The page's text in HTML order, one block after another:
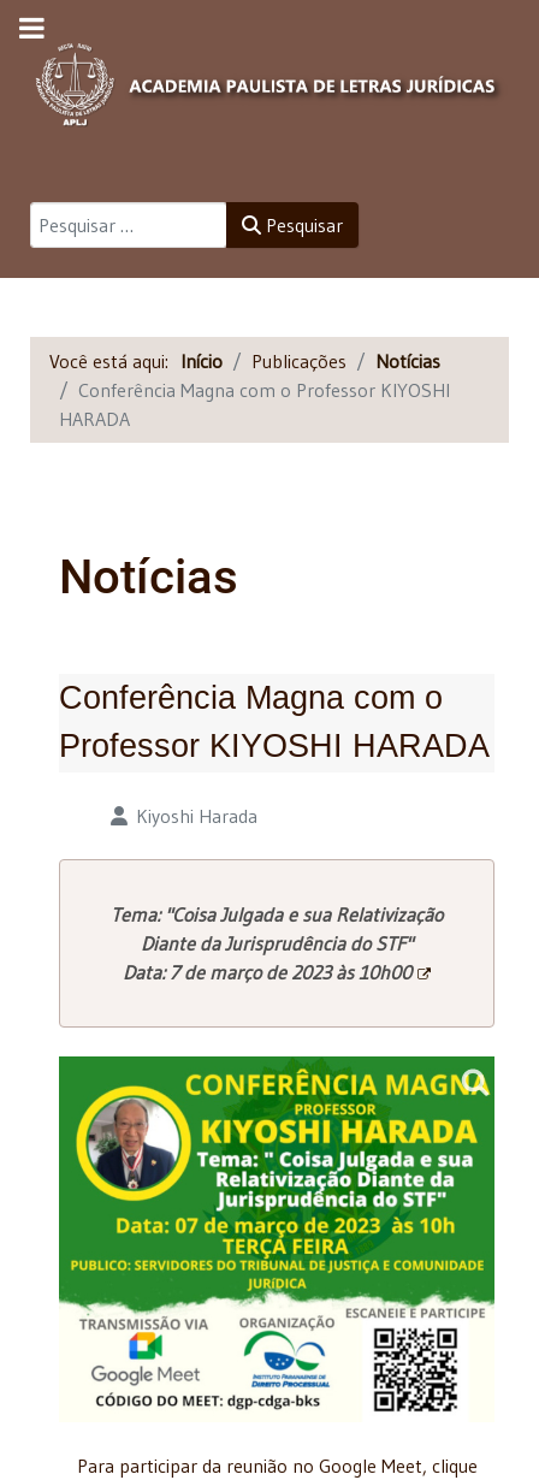
Pesquisar Pesquisar
Você está aqui: Início Publicações
Notícias
Conferência Magna com o Professor KIYOSHI
HARADA
Notícias
Conferência Magna com o
Professor KIYOSHI HARADA
Detalhes Kiyoshi Harada
Tema: "Coisa Julgada e sua Relativização
Diante da Jurisprudência do STF"
Data: 7 de março de 2023 às 10h00
Para participar da reunião no Google Meet, clique